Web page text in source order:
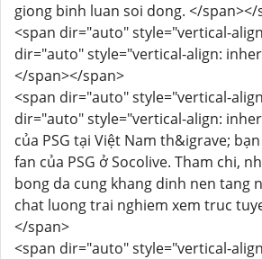
giong binh luan soi dong. </span></
<span dir="auto" style="vertical-
dir="auto" style="vertical-align:
</span></span>
<span dir="auto" style="vertical-
dir="auto" style="vertical-align:
của PSG tại Việt Nam th&igrave;
fan của PSG ở Socolive. Tham chi,
bong da cung khang dinh nen tang
chat luong trai nghiem xem truc
</span>
<span dir="auto" style="vertical-